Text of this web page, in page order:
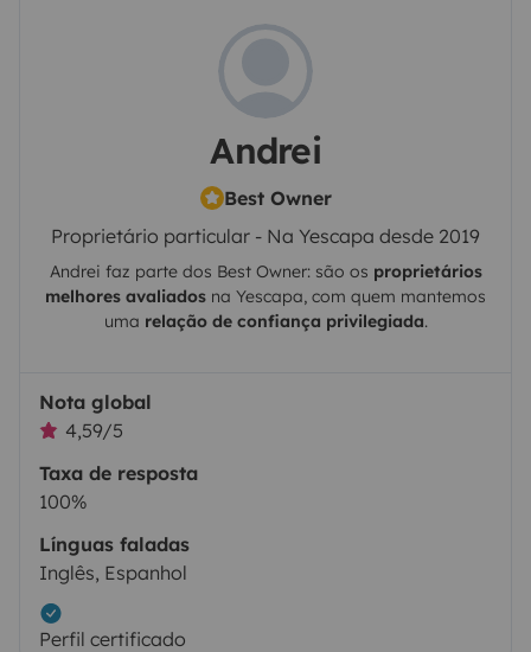
Andrei
Best Owner
Proprietário particular - Na Yescapa desde 2019
Andrei faz parte dos Best Owner: são os proprietários
melhores avaliados na Yescapa, com quem mantemos
uma relação de confiança privilegiada.
Nota global
4,59/5
Taxa de resposta
100%
Línguas faladas
Inglês, Espanhol
Perfil certificado